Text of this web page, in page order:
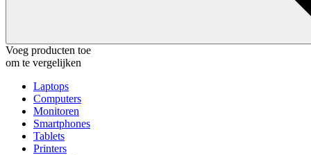
Voeg producten toe
om te vergelijken
Laptops
Computers
Monitoren
Smartphones
Tablets
Printers